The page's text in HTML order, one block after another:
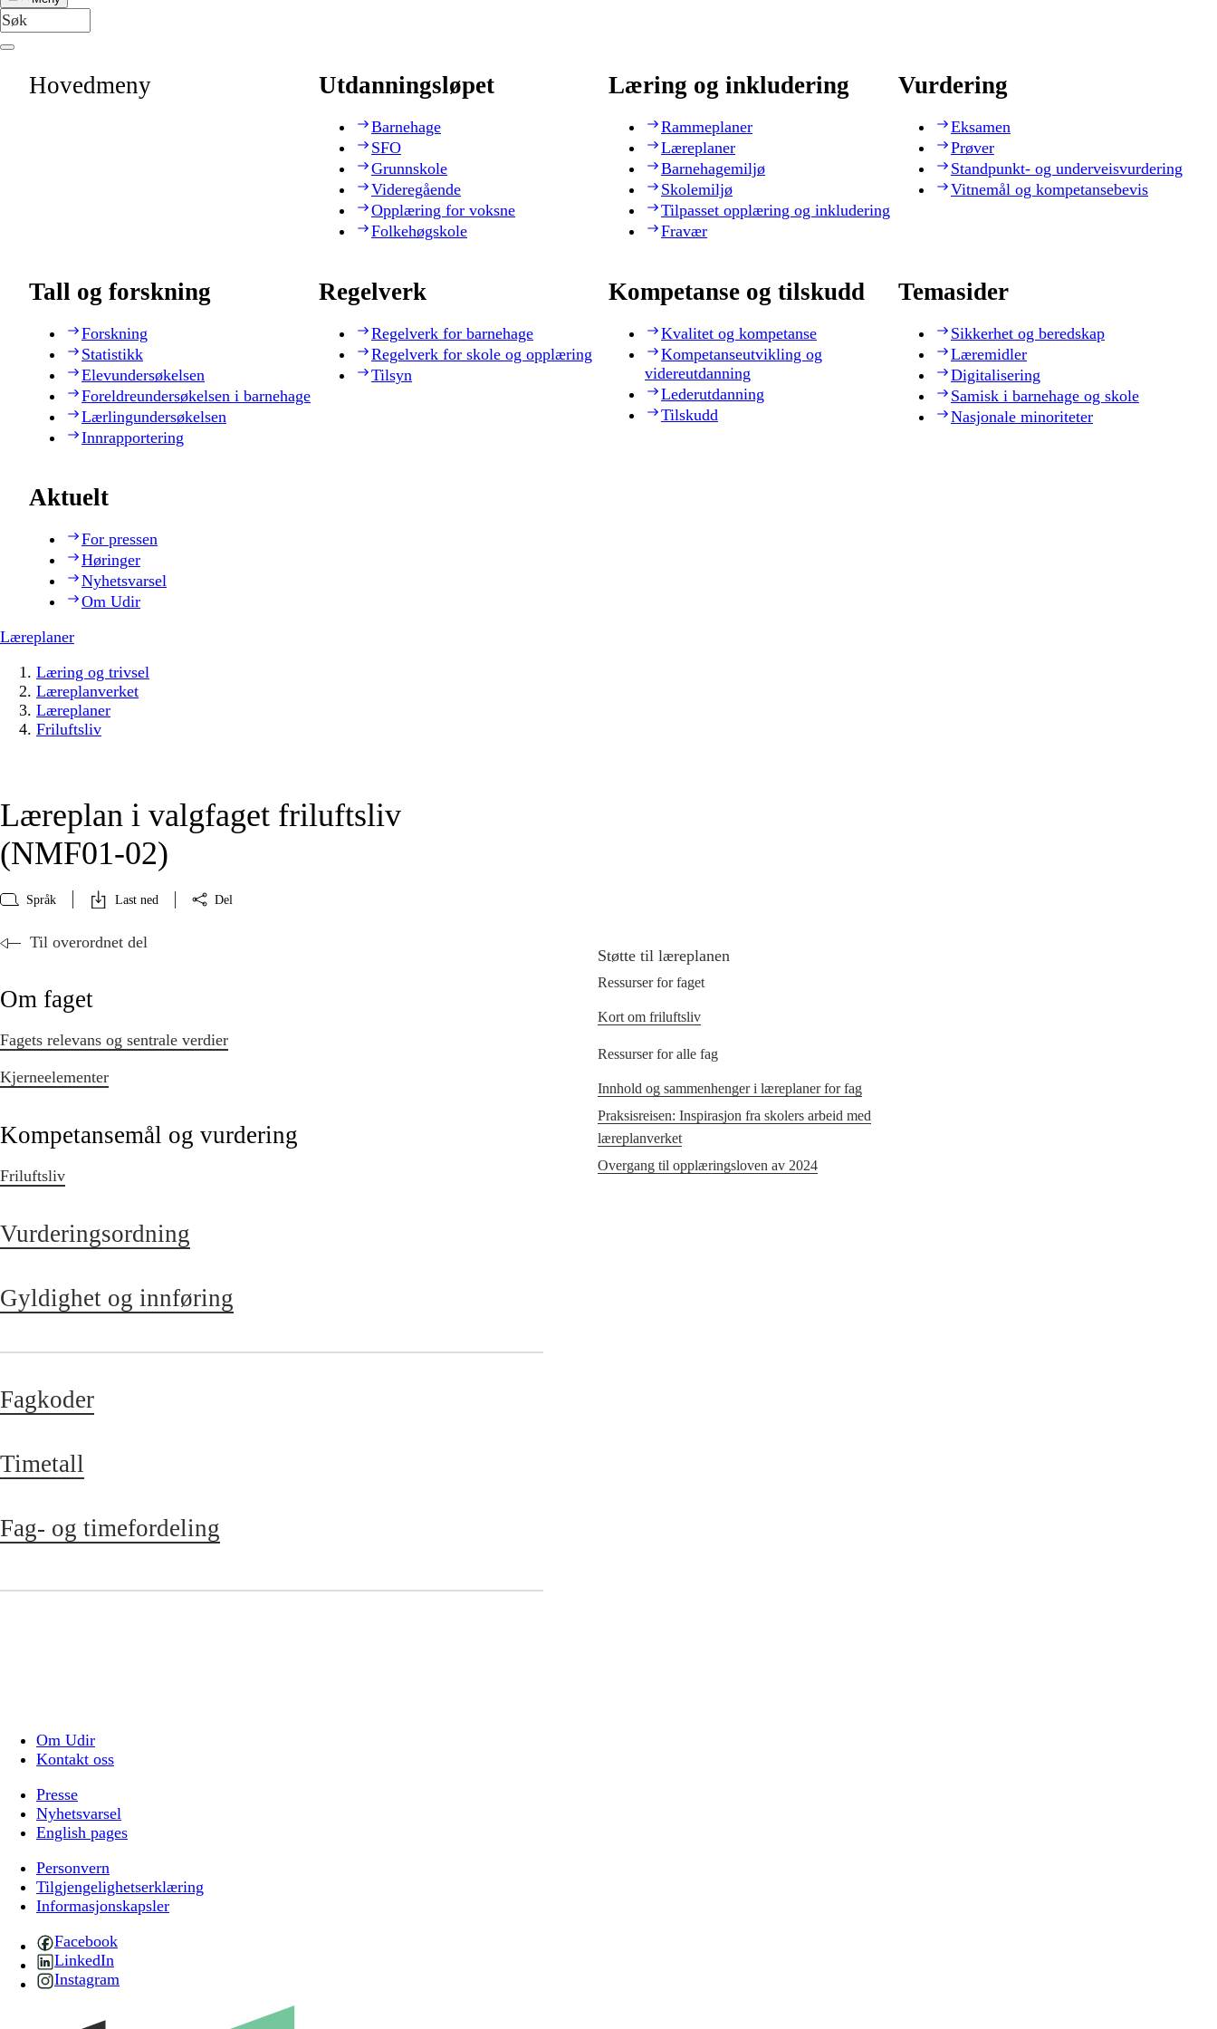
Hovedmeny Utdanningsløpet
Barnehage
SFO
Grunnskole
Videregående
Opplæring for voksne
Folkehøgskole
Læring og inkludering
Rammeplaner
Læreplaner
Barnehagemiljø
Skolemiljø
Tilpasset opplæring og inkludering
Fravær
Vurdering
Eksamen
Prøver
Standpunkt- og underveisvurdering
Vitnemål og kompetansebevis
Tall og forskning
Forskning
Statistikk
Elevundersøkelsen
Foreldreundersøkelsen i barnehage
Lærlingundersøkelsen
Innrapportering
Regelverk
Regelverk for barnehage
Regelverk for skole og opplæring
Tilsyn
Kompetanse og tilskudd
Kvalitet og kompetanse
Kompetanseutvikling og
videreutdanning
Lederutdanning
Tilskudd
Temasider
Sikkerhet og beredskap
Læremidler
Digitalisering
Samisk i barnehage og skole
Nasjonale minoriteter
Aktuelt
For pressen
Høringer
Nyhetsvarsel
Om Udir
Læreplaner
Læring og trivsel
Læreplanverket
Læreplaner
Friluftsliv
Læreplan i valgfaget friluftsliv
(NMF01‑02)
Språk Last ned Del
Til overordnet del
Om faget
Fagets relevans og sentrale verdier
Kjerneelementer
Kompetansemål og vurdering
Friluftsliv
Vurderingsordning
Gyldighet og innføring
Fagkoder
Timetall
Fag- og timefordeling
Støtte til læreplanen
Ressurser for faget
Kort om friluftsliv
Ressurser for alle fag
Innhold og sammenhenger i læreplaner for fag
Praksisreisen: Inspirasjon fra skolers arbeid med
læreplanverket
Overgang til opplæringsloven av 2024
Om Udir
Kontakt oss
Presse
Nyhetsvarsel
English pages
Personvern
Tilgjengelighetserklæring
Informasjonskapsler
Facebook
LinkedIn
Instagram